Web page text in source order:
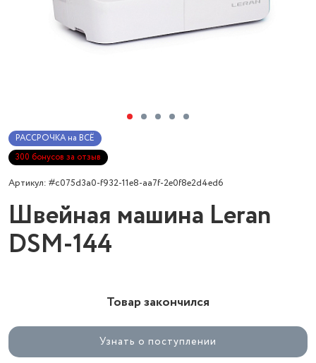
РАССРОЧКА на ВСЁ
300 бонусов за отзыв
Артикул: #c075d3a0-f932-11e8-aa7f-2e0f8e2d4ed6
Швейная машина Leran
DSM-144
Товар закончился
Узнать о поступлении